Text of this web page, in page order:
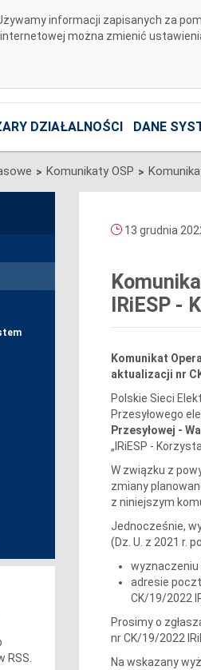
informacji zapisanych za
można zmienić
DZIAŁALNOŚCI DANE
> Komunikaty OSP >
RSS.
13 grudnia
IRiESP -
Komunikat
aktualizacji nr
Polskie Sieci
Przesyłowego
Przesyłowej -
„IRiESP -
W związku z
zmiany
z niniejszym
Jednocześnie,
(Dz. U. z 2021 r.
wyznaczeniu
adresie
CK/19/2022
Prosimy o
nr CK/19/2022
Na wskazany